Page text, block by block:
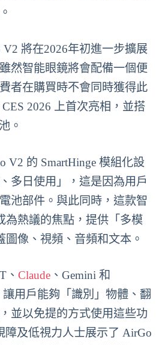
V2 將在2026年初進一步擴展
然智能眼鏡將會配備一個便
者在購買時不會同時獲得此
2026 上首次亮相，並搭
。
V2 的 SmartHinge 模組化設
多日使用」，這是因為用戶
池部件。與此同時，這款智
為熱議的焦點，提供「多模
圖像、視頻、音頻和文本。
、 Claude 、Gemini 和
讓用戶能夠「識別」物體、翻
並以免提的方式使用這些功
障及低視力人士展示了 AirGo